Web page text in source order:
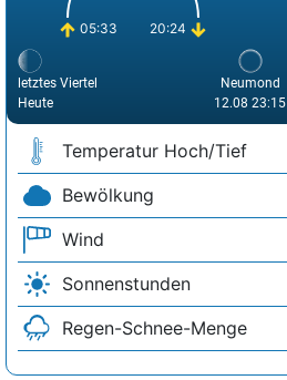
05:33 20:24
letztes Viertel
Heute
Neumond
12.08 23:15
Temperatur Hoch/Tief
Bewölkung
Wind
Sonnenstunden
Regen-Schnee-Menge